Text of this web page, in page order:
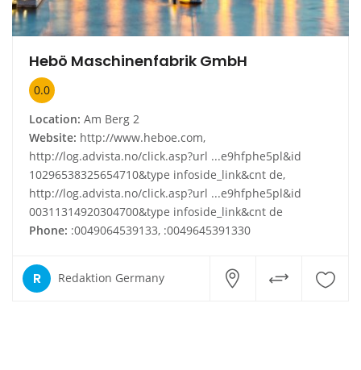
Hebö Maschinenfabrik GmbH
0.0
Location: Am Berg 2
Website: http://www.heboe.com,
http://log.advista.no/click.asp?url ...e9hfphe5pl&id
10296538325654710&type infoside_link&cnt de,
http://log.advista.no/click.asp?url ...e9hfphe5pl&id
00311314920304700&type infoside_link&cnt de
Phone: :0049064539133, :0049645391330
R Redaktion Germany